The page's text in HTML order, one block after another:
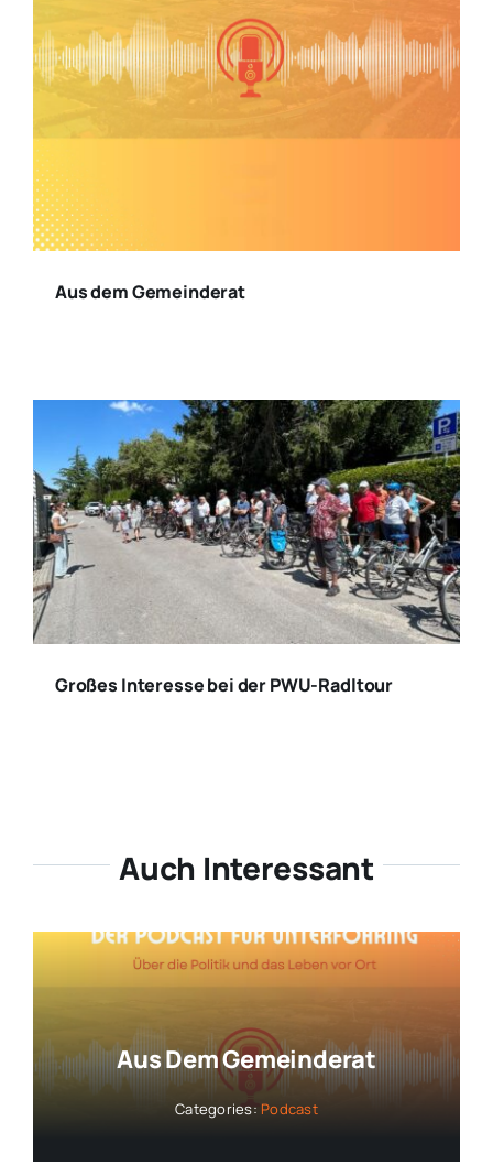
Aus dem Gemeinderat
Großes Interesse bei der PWU-Radltour
Auch Interessant
Aus Dem Gemeinderat
Categories: Podcast